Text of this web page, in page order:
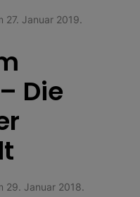
27. Januar 2019.
Die
29. Januar 2018.